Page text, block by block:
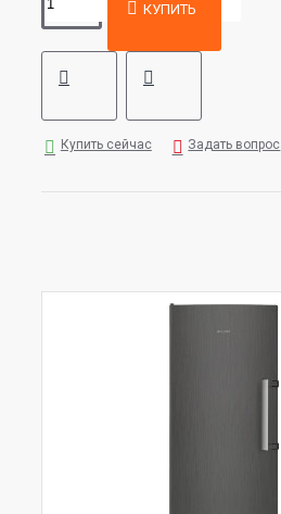
КУПИТЬ
Купить сейчас Задать вопрос